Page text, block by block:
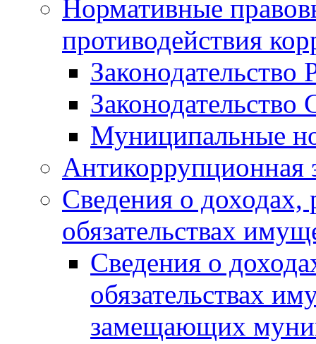
Нормативные
противодействия
Законодательство
Муниципальные
Антикоррупционная
Сведения о доходах,
обязательствах
Сведения о
обязательствах
замещающих